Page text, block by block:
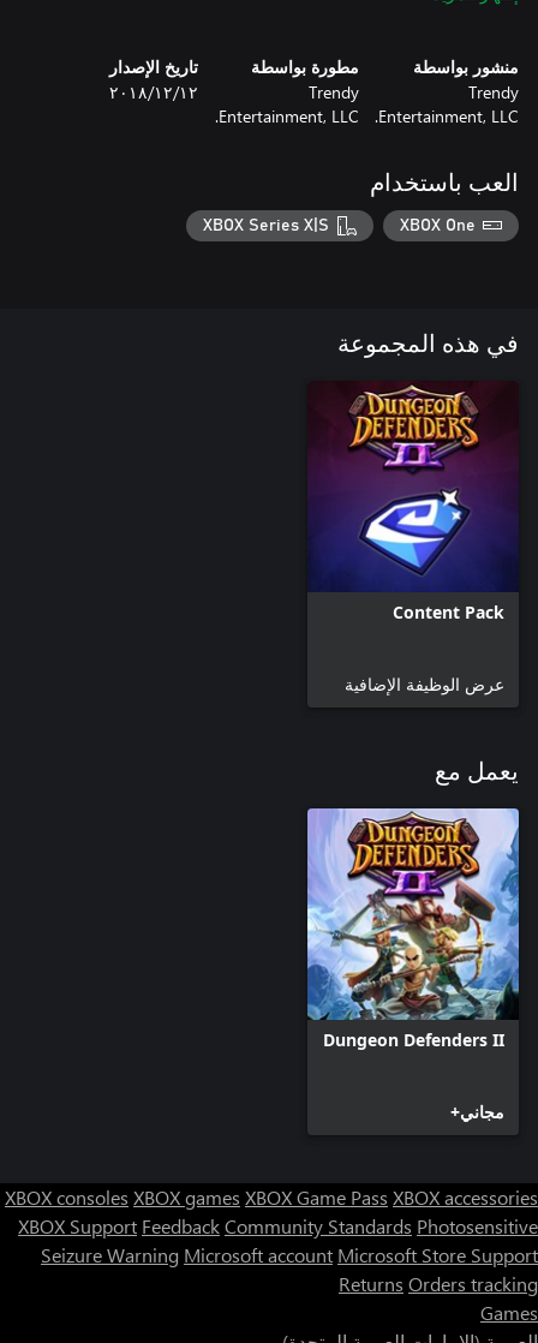
منشور بواسطة
Trendy
Entertainment, LLC.
مطورة بواسطة
Trendy
Entertainment, LLC.
تاريخ الإصدار
١٢‏/١٢‏/٢٠١٨
العب باستخدام
XBOX One
XBOX Series X|S
في هذه المجموعة
Content Pack
عرض الوظيفة الإضافية
يعمل مع
Dungeon Defenders II
مجاني+
XBOX consoles XBOX games XBOX Game Pass XBOX accessories
XBOX Support FeedbackCommunity Standards Photosensitive
Seizure Warning Microsoft account Microsoft Store Support
Returns Orders tracking
Games